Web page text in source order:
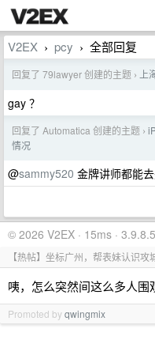
V2EX › pcy › 全部回复
回复了 79lawyer 创建的主题 › 上
gay ？
回复了 Automatica 创建的主题 ›
情况
@sammy520 金牌讲师都能
© 2026 V2EX · 15ms · 3.9.8.5
【热帖】坐标广州，帮表妹认识攻
咦，怎么突然间这么多人围
Promoted byqwingmix